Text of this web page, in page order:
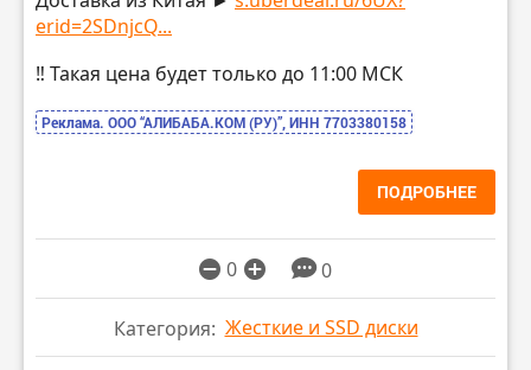
erid=2SDnjcQ...
‼️ Такая цена будет только до 11:00 МСК
Реклама. ООО “АЛИБАБА.КОМ (РУ)”, ИНН 7703380158
ПОДРОБНЕЕ
0 0
Категория: Жесткие и SSD диски